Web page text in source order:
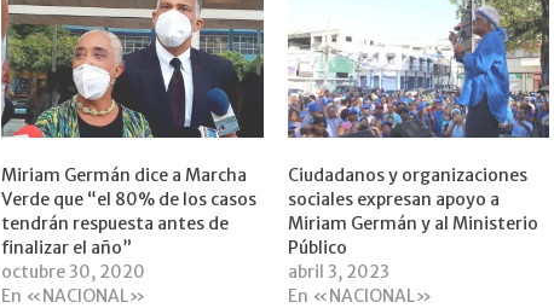
Miriam Germán dice a Marcha
Verde que “el 80% de los casos
tendrán respuesta antes de
finalizar el año”
octubre 30, 2020
En «NACIONAL»
Ciudadanos y organizaciones
sociales expresan apoyo a
Miriam Germán y al Ministerio
Público
abril 3, 2023
En «NACIONAL»